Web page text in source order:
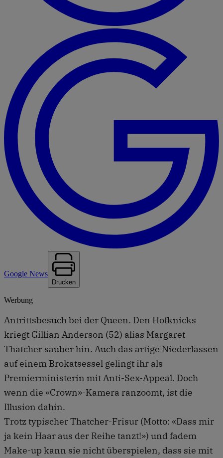
Google News
Drucken
Werbung
Antrittsbesuch bei der Queen. Den Hofknicks
kriegt Gillian Anderson (52) alias Margaret
Thatcher sauber hin. Auch das artige Niederlassen
auf einem Brokatsessel gelingt ihr als
Premierministerin mit Anti-Sex-Appeal. Doch
wenn die «Crown»-Kamera ranzoomt, ist die
Illusion dahin.
Trotz typischer Thatcher-Frisur (Motto: «Dass mir
ja kein Haar aus der Reihe tanzt!») und fadem
Make-up kann sie nicht überspielen, dass sie mit